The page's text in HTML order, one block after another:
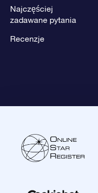
Najczęściej
zadawane pytania
Recenzje